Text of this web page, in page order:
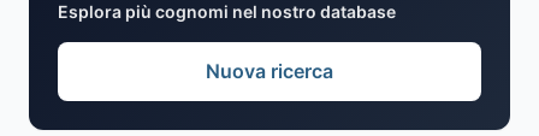
Esplora più cognomi nel nostro database
Nuova ricerca